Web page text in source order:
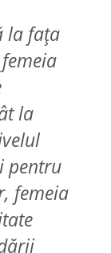
la fața
la
pentru
femeia